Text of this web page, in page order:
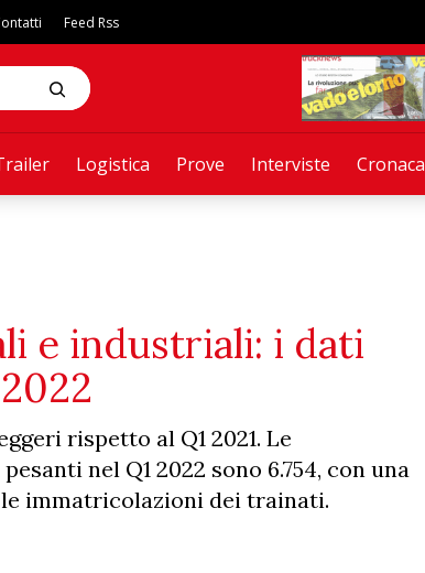
Logistica Prove Interviste Cronaca
Feed Rss
e industriali: i dati
rispetto al Q1 2021. Le
nel Q1 2022 sono 6.754, con una
immatricolazioni dei trainati.